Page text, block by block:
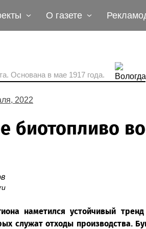
О газете
Основана в мае 1917 года.
2022
биотопливо
наметился устойчивый
служат отходы производства.